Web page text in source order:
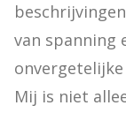
van spanning
Mij is niet